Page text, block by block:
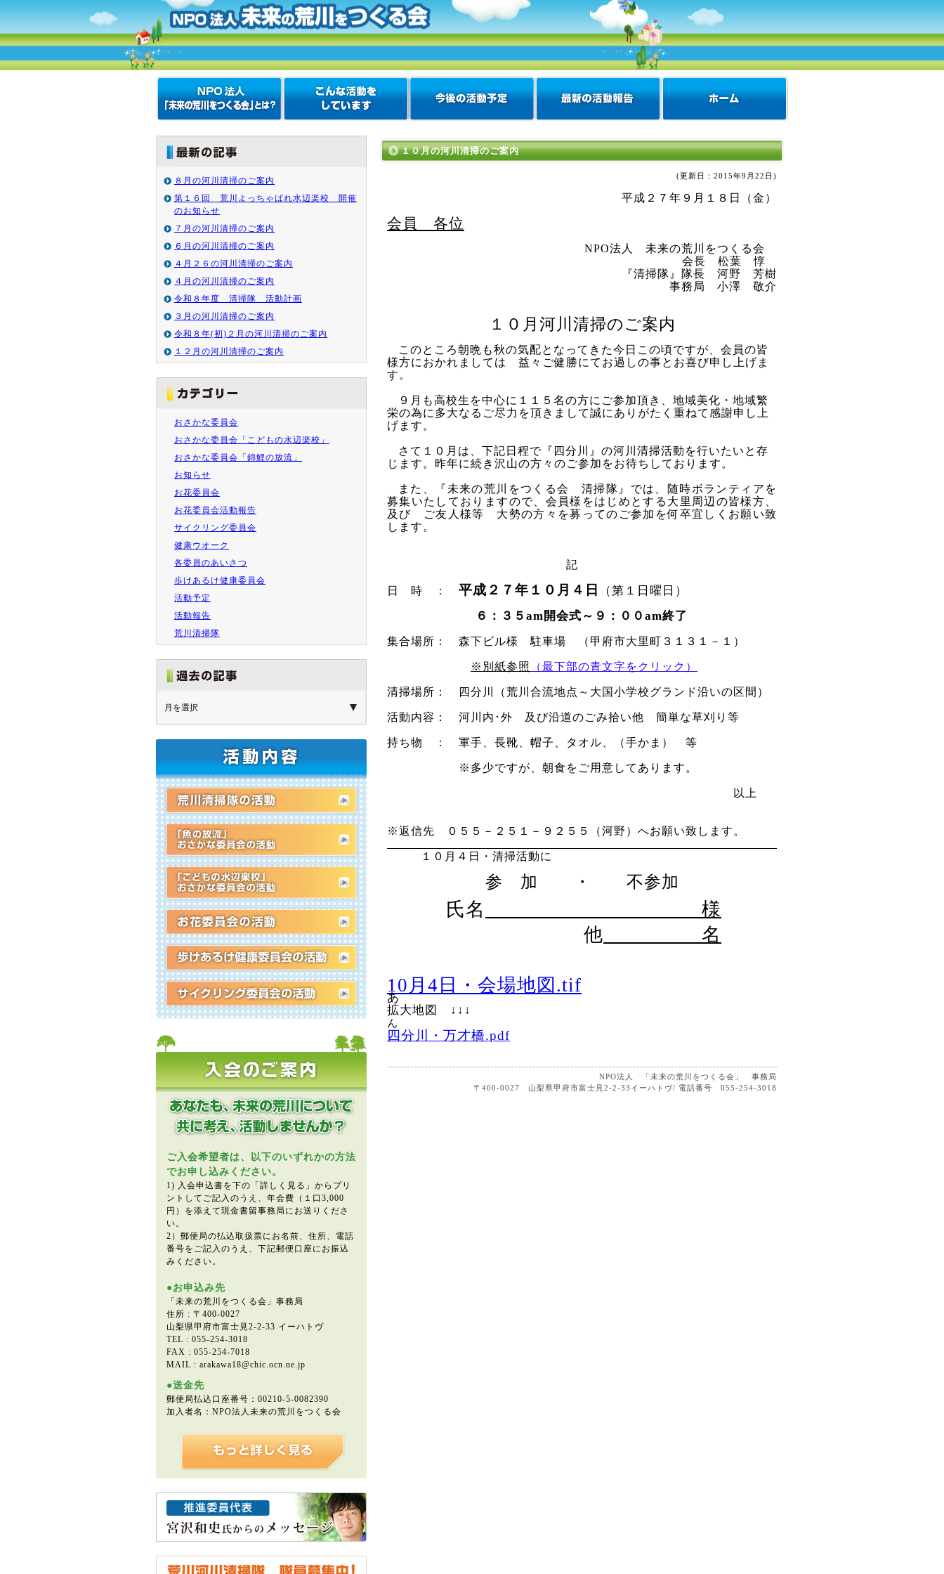
８月の河川清掃のご案内
第１６回 荒川よっちゃばれ水辺楽校 開催
のお知らせ
７月の河川清掃のご案内
６月の河川清掃のご案内
４月２６の河川清掃のご案内
４月の河川清掃のご案内
令和８年度 清掃隊 活動計画
３月の河川清掃のご案内
令和８年(初)２月の河川清掃のご案内
１２月の河川清掃のご案内
おさかな委員会
おさかな委員会「こどもの水辺楽校」
おさかな委員会「錦鯉の放流」
お知らせ
お花委員会
お花委員会活動報告
サイクリング委員会
健康ウオーク
各委員のあいさつ
歩けあるけ健康委員会
活動予定
活動報告
荒川清掃隊
ご入会希望者は、以下のいずれかの方法
でお申し込みください。
1) 入会申込書を下の「詳しく見る」からプリ
ントしてご記入のうえ、年会費（１口3,000
円）を添えて現金書留事務局にお送りくださ
い。
2）郵便局の払込取扱票にお名前、住所、電話
番号をご記入のうえ、下記郵便口座にお振込
みください。
●お申込み先
「未来の荒川をつくる会」事務局
住所 : 〒400-0027
山梨県甲府市富士見2-2-33 イーハトヴ
TEL : 055-254-3018
FAX : 055-254-7018
MAIL : arakawa18@chic.ocn.ne.jp
●送金先
郵便局払込口座番号：00210-5-0082390
加入者名：NPO法人未来の荒川をつくる会
１０月の河川清掃のご案内
(更新日： 2015年9月22日 )
平成２７年９月１８日（金）
会員 各位
NPO法人 未来の荒川をつくる会
会長 松葉 惇
『清掃隊』隊長 河野 芳樹
事務局 小澤 敬介
１０月河川清掃のご案内
このところ朝晩も秋の気配となってきた今日この頃ですが、会員の皆
様方におかれましては 益々ご健勝にてお過しの事とお喜び申し上げま
す。
９月も高校生を中心に１１５名の方にご参加頂き、地域美化・地域繁
栄の為に多大なるご尽力を頂きまして誠にありがたく重ねて感謝申し上
げます。
さて１０月は、下記日程で『四分川』の河川清掃活動を行いたいと存
じます。昨年に続き沢山の方々のご参加をお待ちしております。
また、『未来の荒川をつくる会 清掃隊』では、随時ボランティアを
募集いたしておりますので、会員様をはじめとする大里周辺の皆様方、
及び ご友人様等 大勢の方々を募ってのご参加を何卒宜しくお願い致
します。
記
日 時 ： 平成２７年１０月４日
（第１日曜日）
６：３５ am 開会式～９：００ am終了
集合場所： 森下ビル様 駐車場 （甲府市大里町３１３１－１）
※別紙参照 （最下部の青文字をクリック）
清掃場所： 四分川（荒川合流地点～大国小学校グランド沿いの区間）
活動内容： 河川内･外 及び沿道のごみ拾い他 簡単な草刈り等
持ち物 ： 軍手、長靴、帽子、タオル、（手かま） 等
※多少ですが、朝食をご用意してあります。
以上
※返信先 ０５５－２５１－９２５５（河野）へお願い致します。
１０月４日・清掃活動に
参 加 ・ 不参加
氏名
様
他 名
10月4日・会場地図.tif
あ
拡大地図 ↓↓↓
ん
四分川・万才橋.pdf
NPO法人 「未来の荒川をつくる会」 事務局
〒400-0027 山梨県甲府市富士見2-2-33イーハトヴ/ 電話番号 055-254-3018